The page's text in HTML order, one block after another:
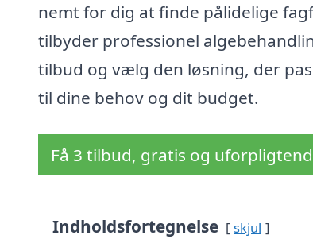
nemt for dig at finde pålidelige
tilbyder professionel
tilbud og vælg den løsning, der
til dine behov og dit budget.
Få 3 tilbud, gratis og
Indholdsfortegnelse skjul